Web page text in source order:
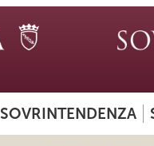
SOVRINTENDENZA